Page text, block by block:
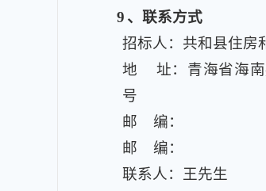
9 、联系方式
招标人：共和县住房
地 址：青海省海南
号
邮 编：
邮 编：
联系人：王先生